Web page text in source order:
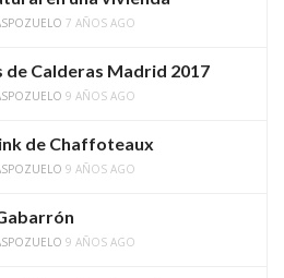
7 AÑOS AGO
de Calderas Madrid 2017
9 AÑOS AGO
de Chaffoteaux
9 AÑOS AGO
9 AÑOS AGO